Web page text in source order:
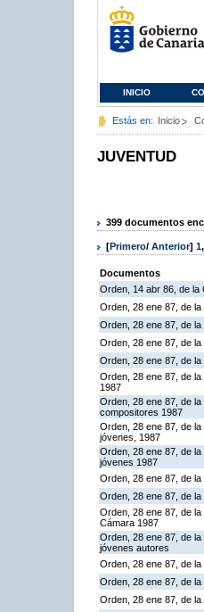
INICIO
Estás en: Inicio
JUVENTUD
399 documentos
[Primero/ Anterior] 1,
Documentos
Orden, 14 abr 86, de la
Orden, 28 ene 87, de
Orden, 28 ene 87, de
Orden, 28 ene 87, de
Orden, 28 ene 87, de
Orden, 28 ene 87, de
1987
Orden, 28 ene 87, de
compositores 1987
Orden, 28 ene 87, de
jóvenes, 1987
Orden, 28 ene 87, de
jóvenes 1987
Orden, 28 ene 87, de
Orden, 28 ene 87, de
Orden, 28 ene 87, de
Cámara 1987
Orden, 28 ene 87, de
jóvenes autores
Orden, 28 ene 87, de
Orden, 28 ene 87, de
Orden, 28 ene 87, de